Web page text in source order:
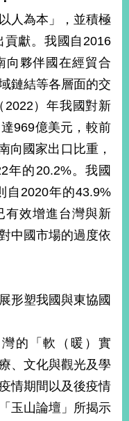
人為本」，並積極
貢獻。我國自2016
向夥伴國在經貿合
鏈結等各層面的交
）年我國對新
969億美元，較前
向國家出口比重，
年的20.2%。我國
自2020年的43.9%
有效增進台灣與新
中國市場的過度依
形塑我國與東協國
的「軟（暖）實
、文化與觀光及學
情期間以及後疫情
玉山論壇」所揭示